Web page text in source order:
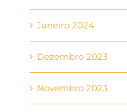
Janeiro 2024
Dezembro 2023
Novembro 2023